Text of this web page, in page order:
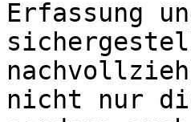
Erfassung
nicht nur